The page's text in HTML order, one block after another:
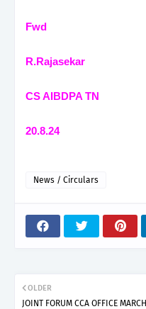
Fwd
R.Rajasekar
CS AIBDPA TN
20.8.24
News / Circulars
OLDER
JOINT FORUM CCA OFFICE MARCH